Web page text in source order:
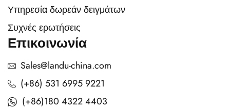
Υπηρεσία δωρεάν δειγμάτων
Συχνές ερωτήσεις
Επικοινωνία
Sales@landu-china.com
(+86) 531 6995 9221
(+86)180 4322 4403